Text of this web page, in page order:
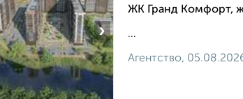
›
ЖК Гранд Комфорт,
...
Агентство,